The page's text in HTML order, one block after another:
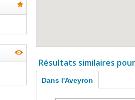
Résultats similaires
Dans l'Aveyron